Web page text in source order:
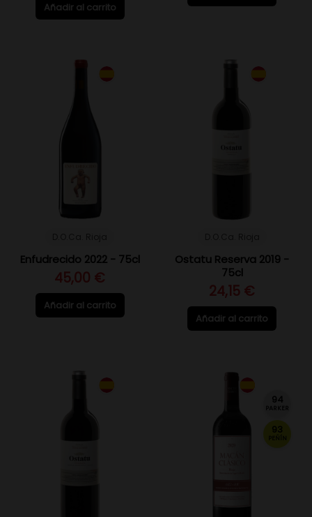
Añadir al carrito
Enfudrecido 2022 - 75cl
45,00 €
Añadir al carrito
Ostatu Reserva 2019 -
75cl
24,15 €
Añadir al carrito
94
PARKER
93